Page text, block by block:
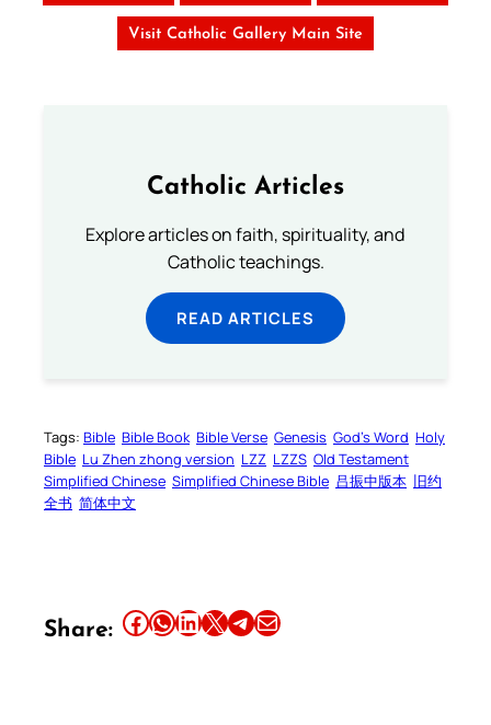
Visit Catholic Gallery Main Site
Catholic Articles
Explore articles on faith, spirituality, and
Catholic teachings.
READ ARTICLES
Tags: Bible Bible Book Bible Verse Genesis God’s Word Holy
Bible Lu Zhen zhong version LZZ LZZS Old Testament
Simplified Chinese Simplified Chinese Bible 吕振中版本 旧约
全书 简体中文
Share: Share this article on Facebook Share this article on WhatsApp Share this article on LinkedIn Share this article on X Share this article on TelegramEmail this Article